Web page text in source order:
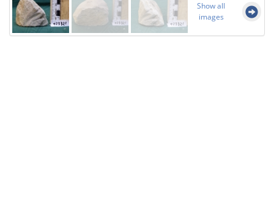
Show all
images